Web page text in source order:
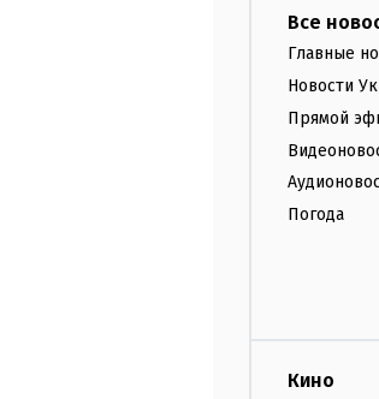
Все
Главные
Новости
Прямой
Погода
Кино